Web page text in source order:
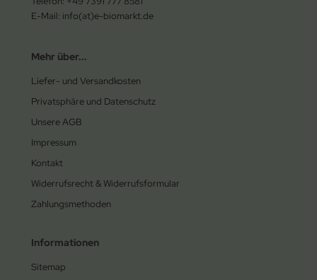
E-Mail: info(at)e-biomarkt.de
Mehr über...
Liefer- und Versandkosten
Privatsphäre und Datenschutz
Unsere AGB
Impressum
Kontakt
Widerrufsrecht & Widerrufsformular
Zahlungsmethoden
Informationen
Sitemap